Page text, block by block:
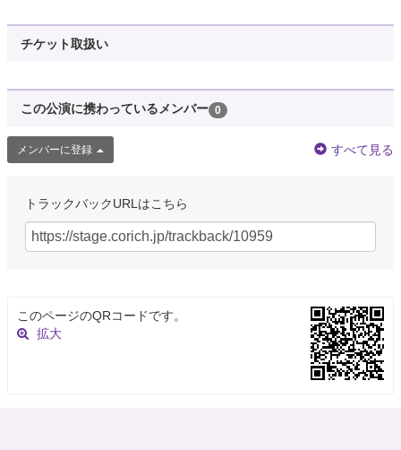
チケット取扱い
この公演に携わっているメンバー 0
メンバーに登録 すべて見る
トラックバックURLはこちら
このページのQRコードです。
拡大